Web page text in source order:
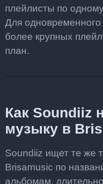
плейлисты по
Для одновременного
более крупных
план.
Как Soundiiz
музыку в
Soundiiz ищет те же
Brisamusic по
альбомам,